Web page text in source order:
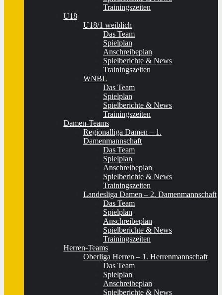
Trainingszeiten
U18
U18/1 weiblich
Das Team
Spielplan
Anschreibeplan
Spielberichte & News
Trainingszeiten
WNBL
Das Team
Spielplan
Spielberichte & News
Trainingszeiten
Damen-Teams
Regionalliga Damen – 1.
Damenmannschaft
Das Team
Spielplan
Anschreibeplan
Spielberichte & News
Trainingszeiten
Landesliga Damen – 2. Damenmannschaft
Das Team
Spielplan
Anschreibeplan
Spielberichte & News
Trainingszeiten
Herren-Teams
Oberliga Herren – 1. Herrenmannschaft
Das Team
Spielplan
Anschreibeplan
Spielberichte & News